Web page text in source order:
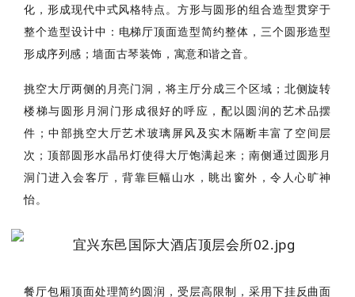
化，形成现代中式风格特点。方形与圆形的组合造型贯穿于
整个造型设计中： 电梯厅顶面造型简约整体，三个圆形造型
形成序列感；墙面古琴装饰，寓意和谐之音。
挑空大厅两侧的月亮门洞，将主厅分成三个区域； 北侧旋转
楼梯与圆形月洞门形成很好的呼应，配以圆润的艺术品摆
件； 中部挑空大厅艺术玻璃屏风及实木隔断丰富了空间层
次； 顶部圆形水晶吊灯使得大厅饱满起来； 南侧通过圆形月
洞门进入会客厅，背靠巨幅山水，眺出窗外，令人心旷神
怡。
餐厅包厢顶面处理简约圆润，受层高限制，采用下挂反曲面